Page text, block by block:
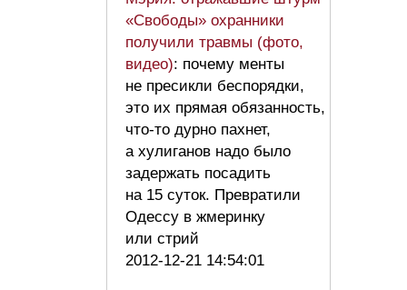
«Свободы» охранники
получили травмы (фото,
видео): почему менты
не пресикли беспорядки,
это их прямая обязанность,
что-то дурно пахнет,
а хулиганов надо было
задержать посадить
на 15 суток. Превратили
Одессу в жмеринку
или стрий
2012-12-21 14:54:01